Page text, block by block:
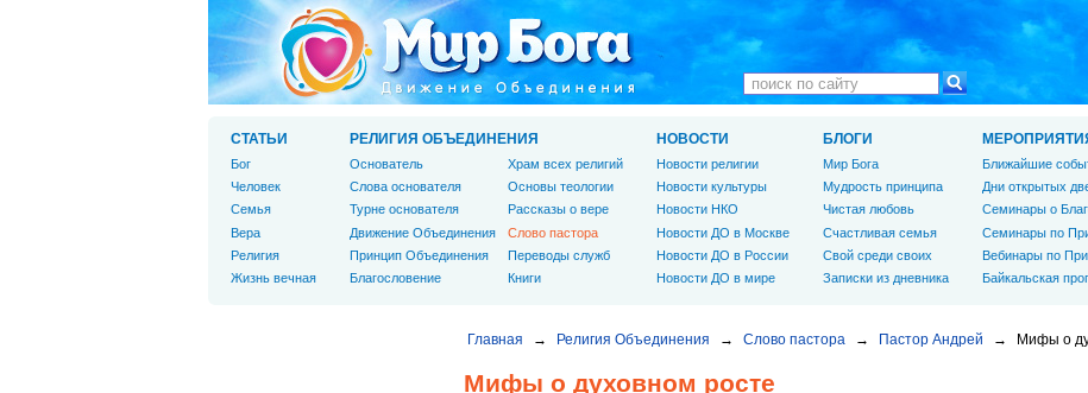
Главная → Религия Объединения → Слово пастора → Пастор Андрей → Мифы о
Мифы о духовном росте
СТАТЬИ
Бог
Человек
Cемья
Вера
Религия
Жизнь вечная
РЕЛИГИЯ ОБЪЕДИНЕНИЯ
Основатель
Слова основателя
Турне основателя
Движение Объединения
Принцип Объединения
Благословение
Храм всех религий
Основы теологии
Рассказы о вере
Слово пастора
Переводы служб
Книги
НОВОСТИ
Новости религии
Новости культуры
Новости НКО
Новости ДО в Москве
Новости ДО в России
Новости ДО в мире
БЛОГИ
Мир Бога
Мудрость принципа
Чистая любовь
Счастливая семья
Свой среди своих
Записки из дневника
Ближайшие
Дни открытых
Семинары о
Семинары по
Вебинары по
Байкальская